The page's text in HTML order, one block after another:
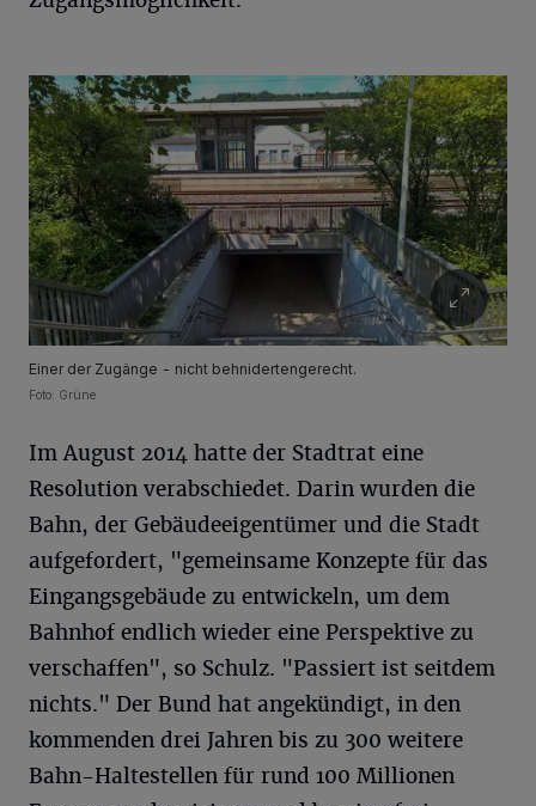
Einer der Zugänge - nicht behnidertengerecht.
Foto: Grüne
Im August 2014 hatte der Stadtrat eine
Resolution verabschiedet. Darin wurden die
Bahn, der Gebäudeeigentümer und die Stadt
aufgefordert, "gemeinsame Konzepte für das
Eingangsgebäude zu entwickeln, um dem
Bahnhof endlich wieder eine Perspektive zu
verschaffen", so Schulz. "Passiert ist seitdem
nichts." Der Bund hat angekündigt, in den
kommenden drei Jahren bis zu 300 weitere
Bahn-Haltestellen für rund 100 Millionen